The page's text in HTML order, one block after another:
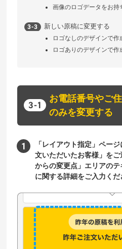
画像のロゴデータをお持
新しい原稿に変更する
ロゴなしのデザインで作
ロゴありのデザインで作
お電話番号やご
のみを変更する
「レイアウト指定」ペー
文いただいたお客様」を
からの変更点」エリアの
に関する詳細をご入力くだ